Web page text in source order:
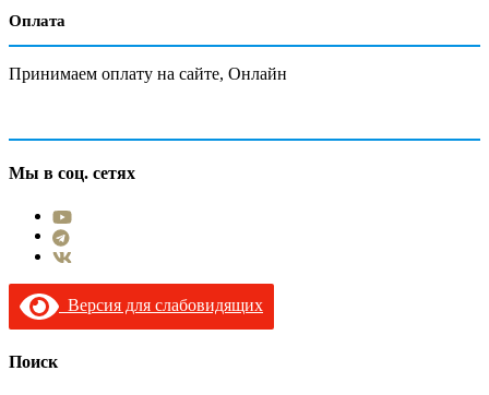
Оплата
Принимаем оплату на сайте, Онлайн
Мы в соц. сетях
Версия для слабовидящих
Поиск